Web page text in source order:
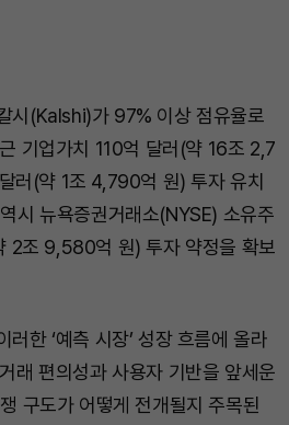
시(Kalshi)가 97% 이상 점유율로
기업가치 110억 달러(약 16조 2,7
러(약 1조 4,790억 원) 투자 유치
시 뉴욕증권거래소(NYSE) 소유주
2조 9,580억 원) 투자 약정을 확보
한 ‘예측 시장’ 성장 흐름에 올라
래 편의성과 사용자 기반을 앞세운
구도가 어떻게 전개될지 주목된